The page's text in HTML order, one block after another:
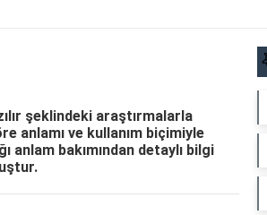
şeklindeki araştırmalarla
anlamı ve kullanım biçimiyle
anlam bakımından detaylı bilgi